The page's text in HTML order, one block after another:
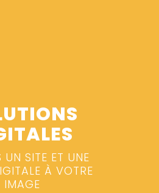
UN SITE ET UNE
À VOTRE
IMAGE